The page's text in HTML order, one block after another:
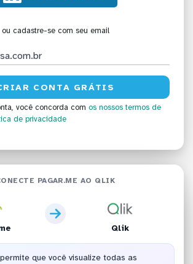
ou cadastre-se com seu email
você concorda com os nossos termos de
de privacidade
PAGAR.ME AO QLIK
Qlik
que você visualize todas as